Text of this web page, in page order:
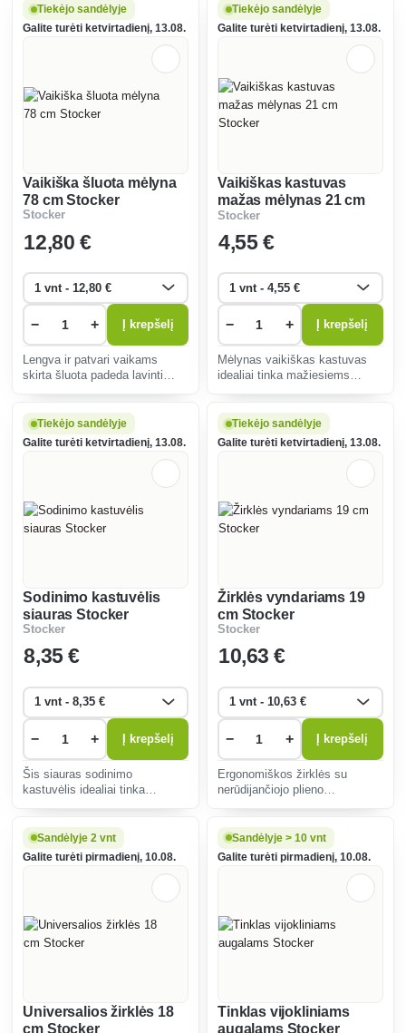
perkeliamas ir montuojamas,
jis veiksmingai atbaido
dygliuotais augalais, yra
lengvai valomos ir
Tiekėjo sandėlyje
Galite turėti ketvirtadienį, 13.08.
Vaikiška šluota mėlyna
78 cm Stocker
Stocker
12,80 €
− + Į krepšelį
Lengva ir patvari vaikams
skirta šluota padeda lavinti
lapams ir šiukšlėms šluoti, turi
ergonomišką dizainą, kad būtų
Tiekėjo sandėlyje
Galite turėti ketvirtadienį, 13.08.
Vaikiškas kastuvas
mažas mėlynas 21 cm
Stocker
Stocker
4,55 €
− + Į krepšelį
Mėlynas vaikiškas kastuvas
idealiai tinka mažiesiems
sode. Ergonomiška rankena ir
patvarios medžiagos užtikrina
Tiekėjo sandėlyje
Galite turėti ketvirtadienį, 13.08.
Sodinimo kastuvėlis
siauras Stocker
Stocker
8,35 €
− + Į krepšelį
Šis siauras sodinimo
kastuvėlis idealiai tinka
dizainas užtikrina patogų
laikymą, o patvarus
nerūdijantis plienas - ilgą
Tiekėjo sandėlyje
Galite turėti ketvirtadienį, 13.08.
Žirklės vyndariams 19
cm Stocker
Stocker
10,63 €
− + Į krepšelį
Ergonomiškos žirklės su
nerūdijančiojo plieno
Jos idealiai tinka sodininkams,
nes mažina rankų nuovargį ir
yra ilgaamžės.
Sandėlyje 2 vnt
Galite turėti pirmadienį, 10.08.
Universalios žirklės 18
cm Stocker
Sandėlyje > 10 vnt
Galite turėti pirmadienį, 10.08.
Tinklas vijokliniams
augalams Stocker